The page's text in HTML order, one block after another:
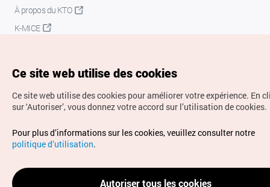
À propos du KTO
K-MICE
Droits d’auteur (c) Office National du Tourisme en Corée.
Tous droits réservés.
Pour les rapports d'erreurs et demandes de renseignements,
adressez vos demandes à
info.ontc@gmail.com
Ce site web utilise des cookies
Ce site web utilise des cookies pour améliorer votre expérience. En
sur ‘Autoriser’, vous donnez votre accord sur l’utilisation de cookies.
Pour plus d’informations sur les cookies, veuillez consulter notre
politique d’utilisation.
Autoriser tous les cookies